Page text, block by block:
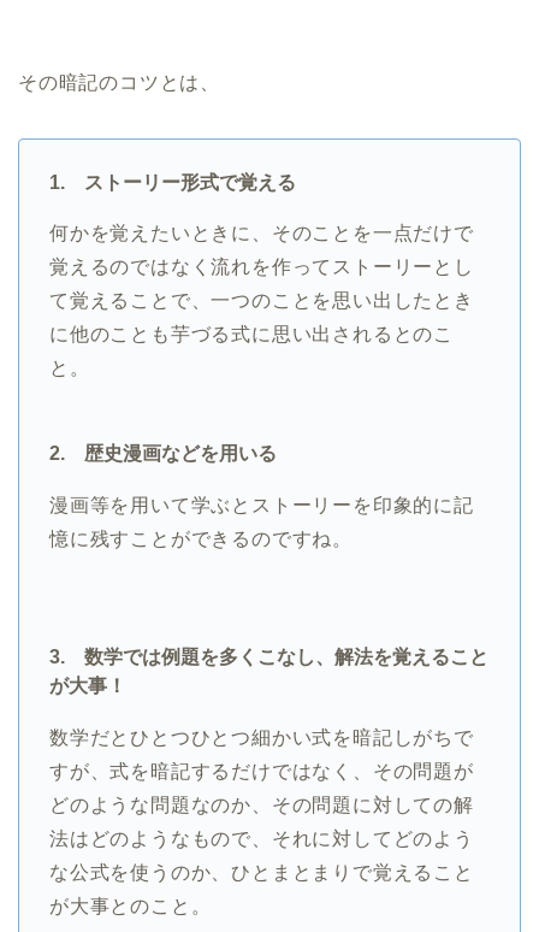
その暗記のコツとは、
1. ストーリー形式で覚える
何かを覚えたいときに、そのことを一点だけで
覚えるのではなく流れを作ってストーリーとし
て覚えることで、一つのことを思い出したとき
に他のことも芋づる式に思い出されるとのこ
と。
2. 歴史漫画などを用いる
漫画等を用いて学ぶとストーリーを印象的に記
憶に残すことができるのですね。
3. 数学では例題を多くこなし、解法を覚えること
が大事！
数学だとひとつひとつ細かい式を暗記しがちで
すが、式を暗記するだけではなく、その問題が
どのような問題なのか、その問題に対しての解
法はどのようなもので、それに対してどのよう
な公式を使うのか、ひとまとまりで覚えること
が大事とのこと。